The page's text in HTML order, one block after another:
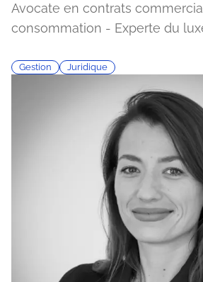
Avocate en contrats
consommation - Experte du
Gestion Juridique